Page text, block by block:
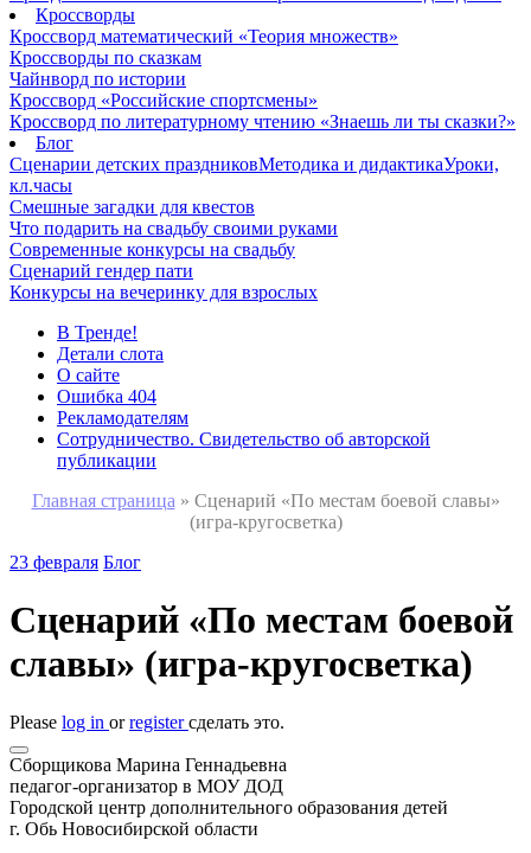
Кроссворды
Кроссворд математический «Теория множеств»
Кроссворды по сказкам
Чайнворд по истории
Кроссворд «Российские спортсмены»
Кроссворд по литературному чтению «Знаешь ли ты сказки?»
Блог
Сценарии детских праздниковМетодика и дидактикаУроки,
кл.часы
Смешные загадки для квестов
Что подарить на свадьбу своими руками
Современные конкурсы на свадьбу
Сценарий гендер пати
Конкурсы на вечеринку для взрослых
В Тренде!
Детали слота
О сайте
Ошибка 404
Рекламодателям
Сотрудничество. Свидетельство об авторской
публикации
Главная страница » Сценарий «По местам боевой славы»
(игра-кругосветка)
23 февраля Блог
Сценарий «По местам боевой
славы» (игра-кругосветка)
Please log in orregisterсделать это.
Cборщикова Марина Геннадьевна
педагог-организатор в МОУ ДОД
Городской центр дополнительного образования детей
г. Обь Новосибирской области